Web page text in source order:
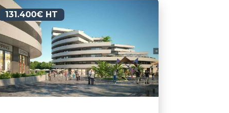
131.400€ HT